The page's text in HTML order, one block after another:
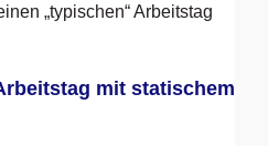
„typischen“ Arbeitstag
mit statischem